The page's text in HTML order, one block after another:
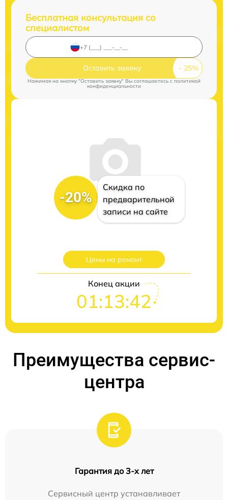
Бесплатная консультация со
специалистом
Оставить заявку
Нажимая на кнопку "Оставить заявку" Вы соглашаетесь cполитикой
конфиденциальности
-20%
Скидка по
предварительной
записи на сайте
Цены на ремонт
Конец акции
01:13:41
Преимущества сервис-
центра
Гарантия до 3-х лет
Сервисный центр устанавливает